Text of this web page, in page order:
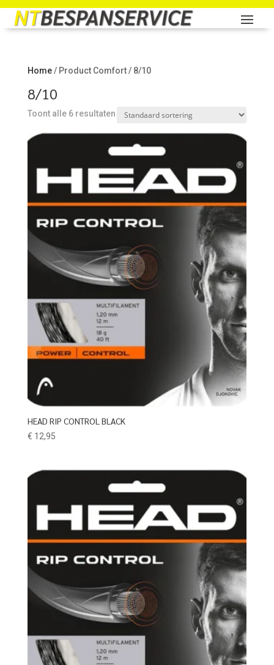
Home/ Product Comfort / 8/10
8/10
Toont alle 6 resultaten
HEAD RIP CONTROL BLACK
€ 12,95